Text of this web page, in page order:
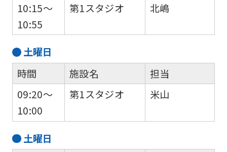
10:15～
10:55
第1スタジオ
北嶋
土曜日
時間
09:20～
10:00
施設名
第1スタジオ
担当
米山
土曜日